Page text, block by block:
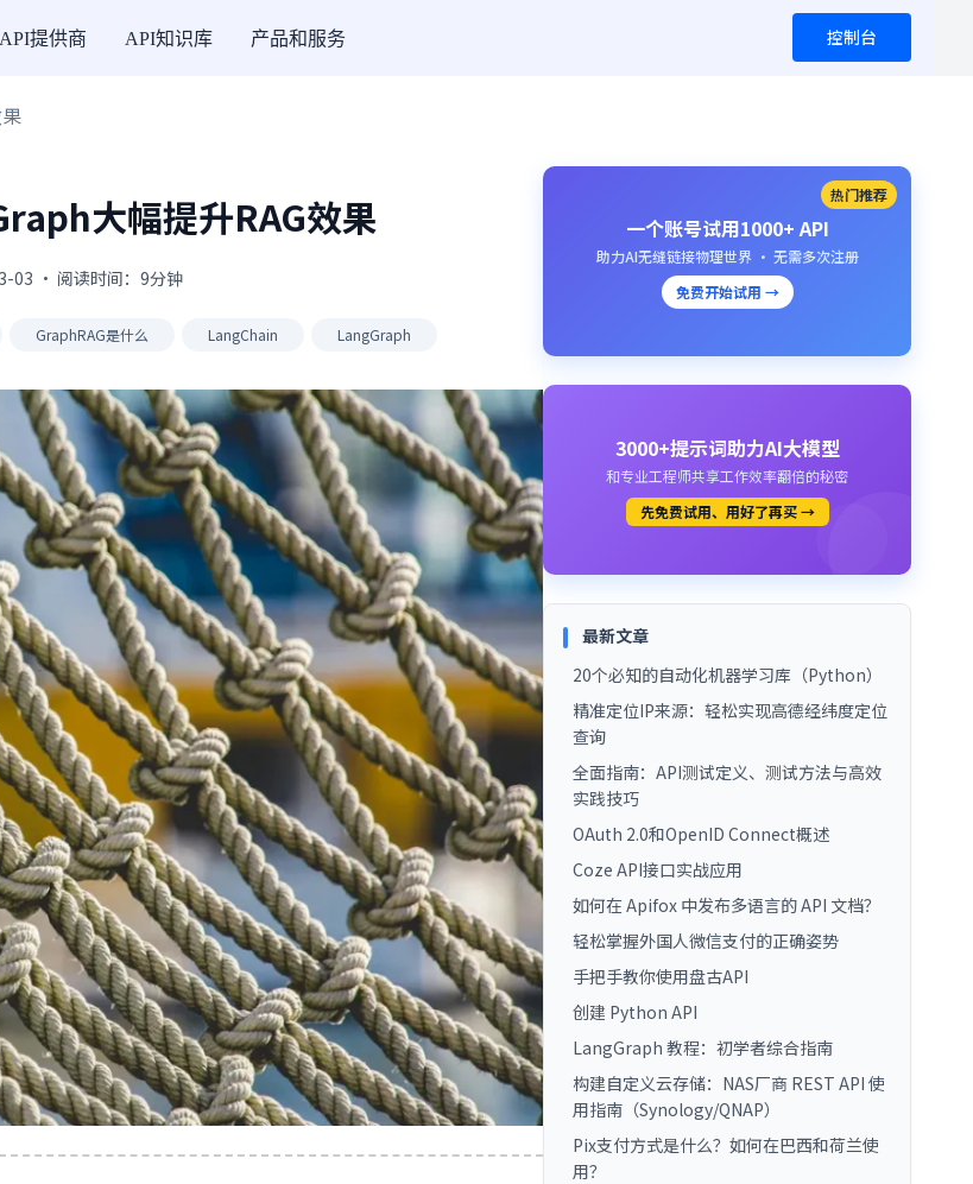
API提供商 API知识库 产品和服务 控制台
大幅提升RAG效果
03 · 阅读时间：9分钟
GraphRAG是什么 LangChain LangGraph
热门推荐
一个账号试用1000+ API
助力AI无缝链接物理世界 · 无需多次注册
免费开始试用 →
3000+提示词助力AI大模型
和专业工程师共享工作效率翻倍的秘密
先免费试用、用好了再买 →
最新文章
20个必知的自动化机器学习库（Python）
精准定位IP来源：轻松实现高德经纬度定位
查询
全面指南：API测试定义、测试方法与高效
实践技巧
OAuth 2.0和OpenID Connect概述
Coze API接口实战应用
如何在 Apifox 中发布多语言的 API 文档？
轻松掌握外国人微信支付的正确姿势
手把手教你使用盘古API
创建 Python API
LangGraph 教程：初学者综合指南
构建自定义云存储：NAS厂商 REST API 使
用指南（Synology/QNAP）
Pix支付方式是什么？如何在巴西和荷兰使
用？